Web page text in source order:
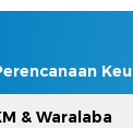
& Waralaba